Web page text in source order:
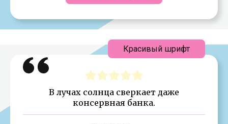
В лучах солнца сверкает даже
консервная банка.
Красивый шрифт